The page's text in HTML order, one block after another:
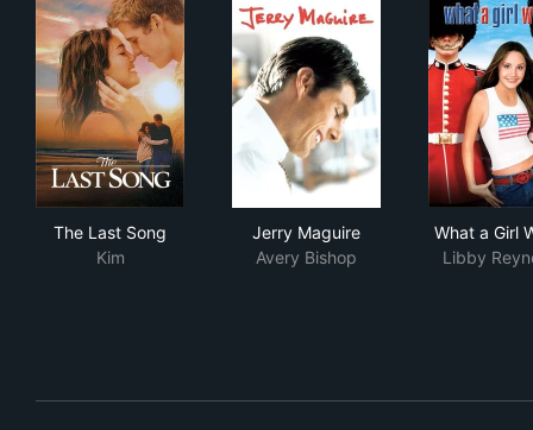
The Last Song
Kim
Jerry Maguire
Avery Bishop
What a Girl
Libby